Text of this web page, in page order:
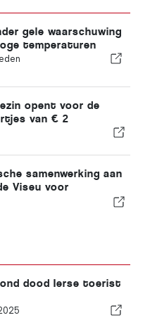
gele waarschuwing
temperaturen
opent voor de
van € 2
samenwerking aan
Viseu voor
in Portugal
dood Ierse toerist